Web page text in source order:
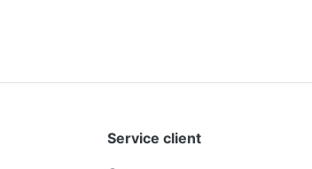
Service client